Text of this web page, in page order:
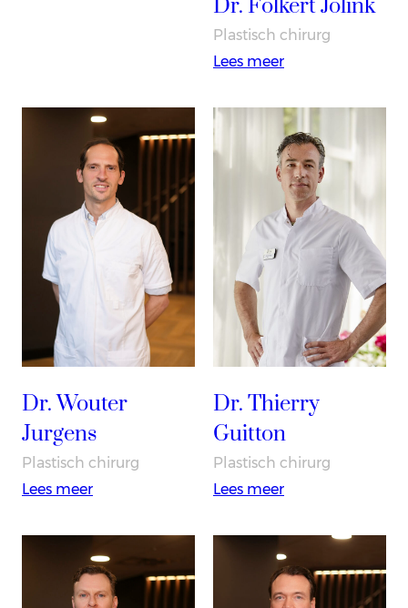
Dr. Folkert Jolink
Plastisch chirurg
Lees meer:
Folkert
Jolink
Dr. Wouter
Jurgens
Plastisch chirurg
Lees meer:
Wouter
Jurgens
Dr. Thierry
Guitton
Plastisch chirurg
Lees meer:
Thierry
Guitton